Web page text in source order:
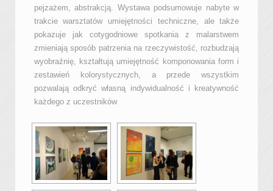
pejzażem, abstrakcją. Wystawa podsumowuje nabyte w
trakcie warsztatów umiejętności techniczne, ale także
pokazuje jak cotygodniowe spotkania z malarstwem
zmieniają sposób patrzenia na rzeczywistość, rozbudzają
wyobraźnię, kształtują umiejętność komponowania form i
zestawień kolorystycznych, a przede wszystkim
pozwalają odkryć własną indywidualność i kreatywność
każdego z uczestników